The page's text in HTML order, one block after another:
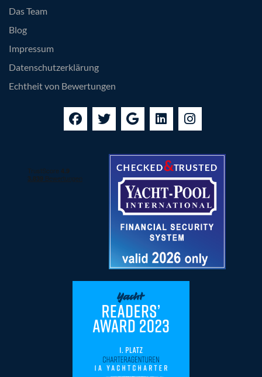
Das Team
Blog
Impressum
Datenschutzerklärung
Echtheit von Bewertungen